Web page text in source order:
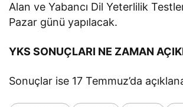
Alan ve Yabancı Dil Yeterlilik
Pazar günü yapılacak.
YKS SONUÇLARI NE ZAMAN
Sonuçlar ise 17 Temmuz’da